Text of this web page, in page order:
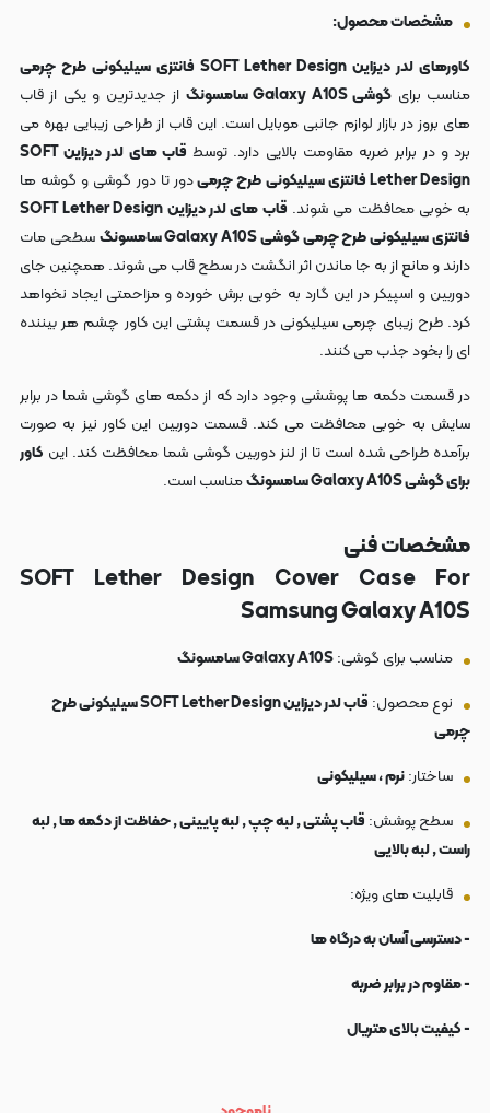
مشخصات محصول:
کاورهای لدر دیزاین SOFT Lether Design فانتزی سیلیکونی طرح چرمی
مناسب برای گوشی Galaxy A10S سامسونگ
از جدیدترین و یکی از قاب
های بروز در بازار لوازم جانبی موبایل است. این قاب از طراحی زیبایی بهره می
برد و در برابر ضربه مقاومت بالایی دارد. توسط
قاب های لدر دیزاین SOFT
Lether Design فانتزی سیلیکونی طرح چرمی
دور تا دور گوشی و گوشه ها
به خوبی محافظت می شوند.
قاب های لدر دیزاین SOFT Lether Design
فانتزی سیلیکونی طرح چرمی گوشی Galaxy A10S سامسونگ
سطحی مات
دارند و مانع از به جا ماندن اثر انگشت در سطح قاب می شوند. همچنین جای
دوربین و اسپیکر در این گارد به خوبی برش خورده و مزاحمتی ایجاد نخواهد
کرد. طرح زیبای چرمی سیلیکونی در قسمت پشتی این کاور چشم هر بیننده
ای را بخود جذب می کنند.
در قسمت دکمه ها پوششی وجود دارد که از دکمه های گوشی شما در برابر
سایش به خوبی محافظت می کند. قسمت دوربین این کاور نیز به صورت
برآمده طراحی شده است تا از لنز دوربین گوشی شما محافظت کند. این کاور
برای گوشی Galaxy A10S سامسونگ
مناسب است.
مشخصات فنی
SOFT Lether Design Cover Case For
Samsung Galaxy A10S
مناسب برای گوشی:Galaxy A10S سامسونگ
نوع محصول:
قاب لدر دیزاین SOFT Lether Design سیلیکونی طرح
چرمی
ساختار:نرم ، سیلیکونی
سطح پوشش: قاب پشتی , لبه چپ , لبه پایینی , حفاظت از دکمه ها , لبه
راست , لبه بالایی
قابلیت های ویژه:
- دسترسی آسان به درگاه ها
- مقاوم در برابر ضربه
- کیفیت بالای متریال